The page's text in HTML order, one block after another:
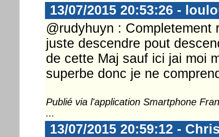
13/07/2015 20:53:26 -
@rudyhuyn :
juste descendre pout
de cette Maj sauf ici jai moi
superbe donc je ne
Publié via l'application Smartphone
...
13/07/2015 20:59:12 -